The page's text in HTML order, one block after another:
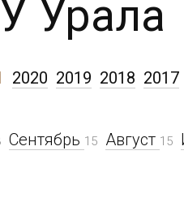
Урала
Сентябрь 15 Август 15
2020 2019 2018 2017